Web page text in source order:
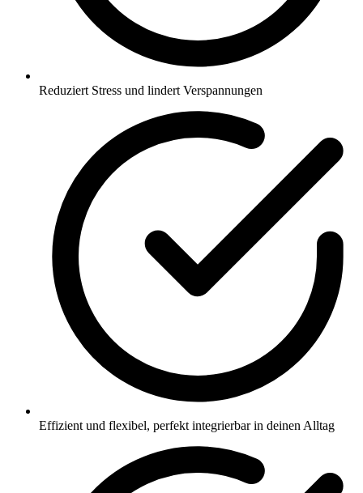
Reduziert Stress und lindert Verspannungen
Effizient und flexibel, perfekt integrierbar in deinen Alltag